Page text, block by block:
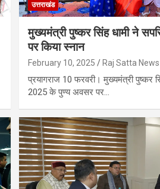
उत्तराखंड
मुख्यमंत्री पुष्कर सिंह धामी ने
पर किया स्नान
February 10, 2025 Raj Satta News
प्रयागराज 10 फरवरी। मुख्यमंत्री पुष्कर
2025 के पुण्य अवसर पर…